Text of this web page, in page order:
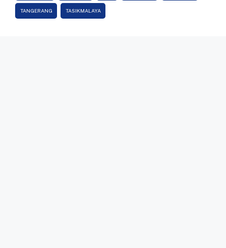
TANGERANG TASIKMALAYA